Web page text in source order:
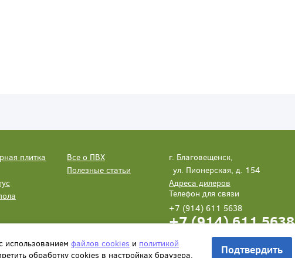
плитка
Все о ПВХ
Полезные статьи
г. Благовещенск,
ул. Пионерская, д. 154
Адреса дилеров
Телефон для связи
+7 (914) 611 5638
+7 (914) 611 5638
Написать нам Заказать звонок
использованием файлов cookies и политикой
обработку сookies в настройках браузера. Подтвердить